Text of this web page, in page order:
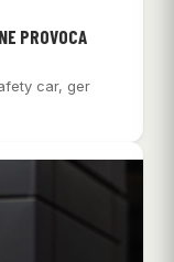
PROVOCA
car, ger